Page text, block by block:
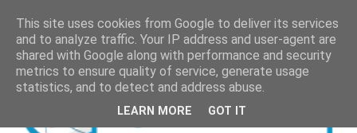
This site uses cookies from Google to deliver its services
and to analyze traffic. Your IP address and user-agent are
shared with Google along with performance and security
metrics to ensure quality of service, generate usage
statistics, and to detect and address abuse.
LEARN MORE GOT IT